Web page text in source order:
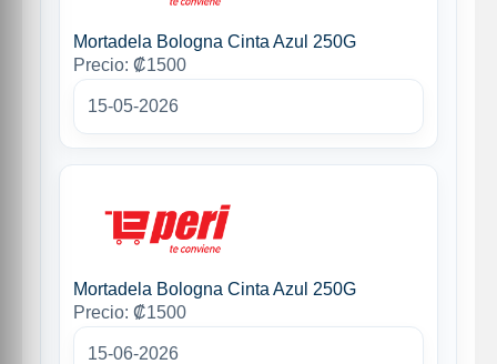
Mortadela Bologna Cinta Azul 250G
Precio: ₡1500
15-05-2026
Mortadela Bologna Cinta Azul 250G
Precio: ₡1500
15-06-2026